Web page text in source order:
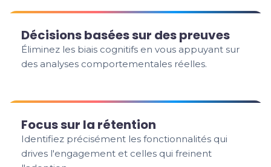
Décisions basées sur des preuves
Éliminez les biais cognitifs en vous appuyant sur
des analyses comportementales réelles.
Focus sur la rétention
Identifiez précisément les fonctionnalités qui
drives l'engagement et celles qui freinent